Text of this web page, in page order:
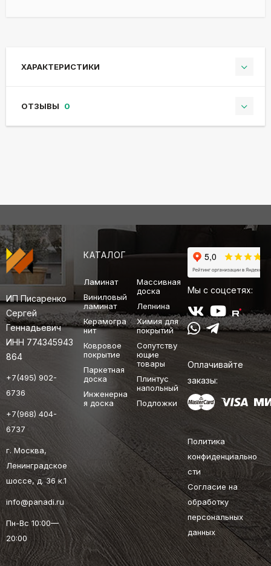
ХАРАКТЕРИСТИКИ
ОТЗЫВЫ 0
ИП Писаренко
Сергей
Геннадьевич
ИНН 774345943
864
+7(495) 902-
6736
+7(968) 404-
6737
г. Москва,
Ленинградское
шоссе, д. 36 к.1
info@panadi.ru
Пн-Вс 10:00—
20:00
КАТАЛОГ
Ламинат
Виниловый
ламинат
Керамогра
нит
Ковровое
покрытие
Паркетная
доска
Инженерна
я доска
Массивная
доска
Лепнина
Химия для
покрытий
Сопутству
ющие
товары
Плинтус
напольный
Подложки
Мы с соцсетях:
Оплачивайте
заказы:
Политика
конфиденциально
сти
Согласие на
обработку
персональных
данных